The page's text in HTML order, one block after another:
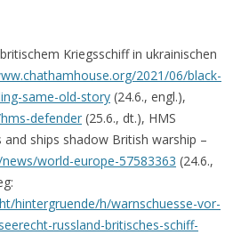
Kriegsschiff in ukrainischen
2021/06/black-
same-old-story (24.6., engl.),
defender (25.6., dt.), HMS
and ships shadow British warship –
world-europe-57583363 (24.6.,
hintergruende/h/warnschuesse-vor-
russland-britisches-schiff-